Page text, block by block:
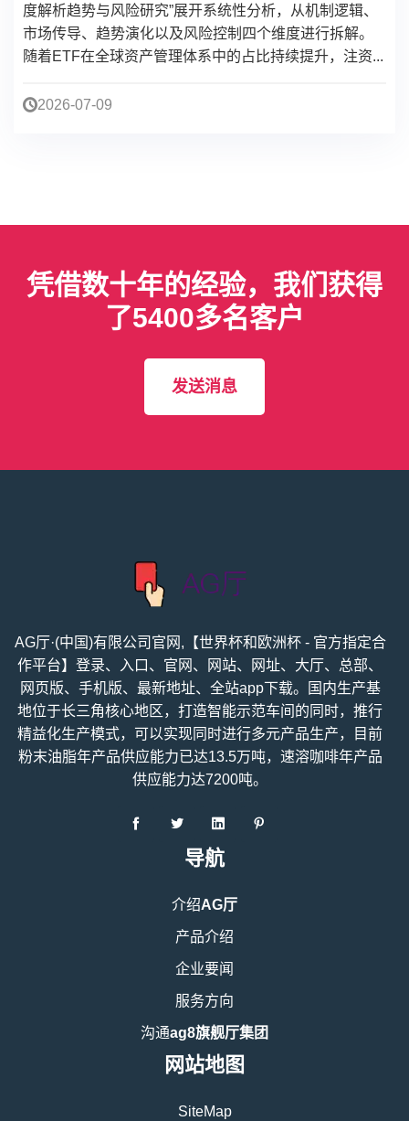
本报告围绕“以注资ETF为核心的资本配置与市场影响深
度解析趋势与风险研究”展开系统性分析，从机制逻辑、
市场传导、趋势演化以及风险控制四个维度进行拆解。
凭借数十年的经验，我们获得
了5400多名客户
AG厅·(中国)有限公司官网,【世界杯和欧洲杯 - 官方指定合
作平台】登录、入口、官网、网站、网址、大厅、总部、
网页版、手机版、最新地址、全站app下载。国内生产基
地位于长三角核心地区，打造智能示范车间的同时，推行
精益化生产模式，可以实现同时进行多元产品生产，目前
粉末油脂年产品供应能力已达13.5万吨，速溶咖啡年产品
介绍AG厅
产品介绍
企业要闻
服务方向
沟通ag8旗舰厅集团